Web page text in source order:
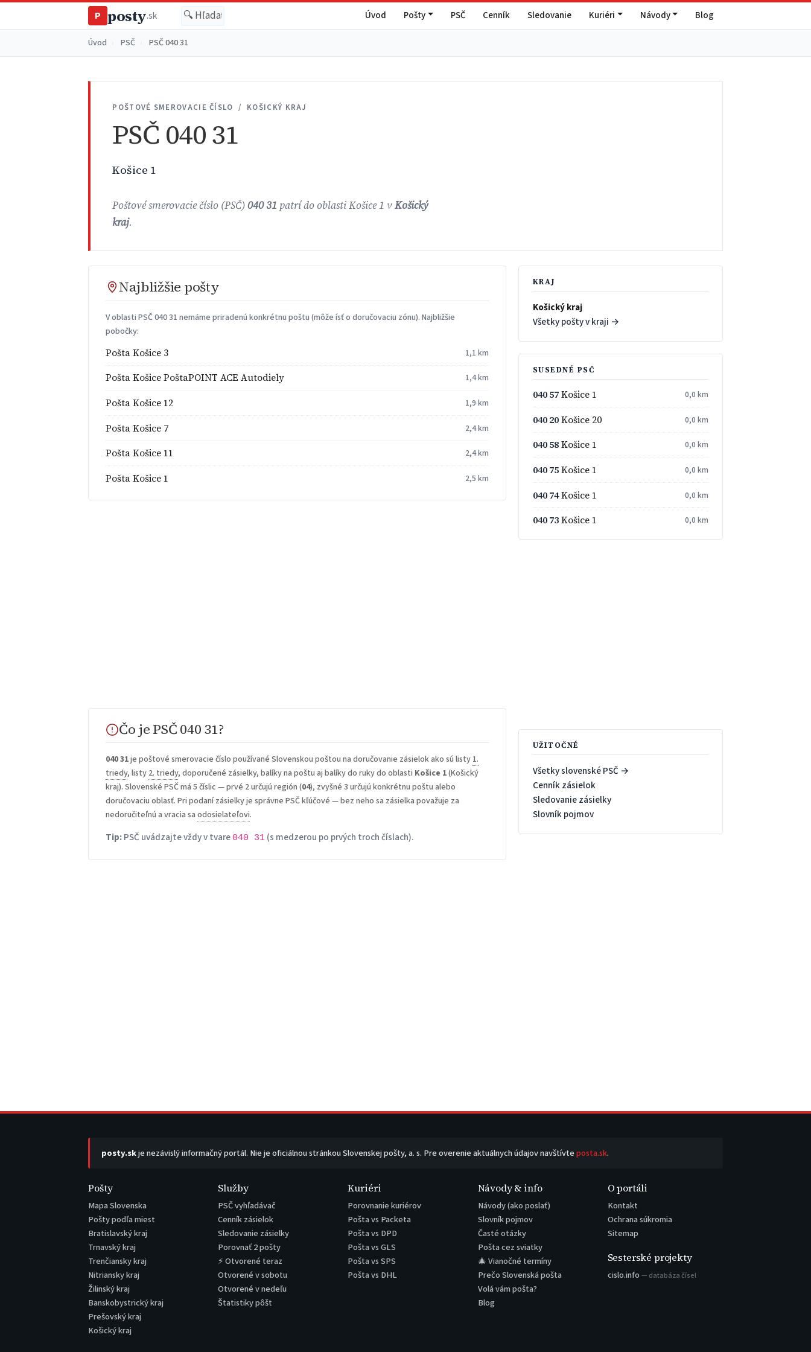
P posty.sk Úvod Pošty PSČ Cenník Sledovanie Kuriéri Návody Blog
Úvod PSČ PSČ 040 31
POŠTOVÉ SMEROVACIE ČÍSLO / KOŠICKÝ KRAJ
PSČ 040 31
Košice 1
Poštové smerovacie číslo (PSČ)040 31 patrí do oblasti Košice 1 vKošický
kraj.
Najbližšie pošty
V oblasti PSČ 040 31 nemáme priradenú konkrétnu poštu (môže ísť o doručovaciu zónu). Najbližšie
pobočky:
Pošta Košice 3 1,1 km
Pošta Košice PoštaPOINT ACE Autodiely 1,4 km
Pošta Košice 12 1,9 km
Pošta Košice 7 2,4 km
Pošta Košice 11 2,4 km
Pošta Košice 1 2,5 km
Čo je PSČ 040 31?
040 31je poštové smerovacie číslo používané Slovenskou poštou na doručovanie zásielok ako sú listy 1.
triedy, listy 2. triedy, doporučené zásielky, balíky na poštu aj balíky do ruky do oblasti Košice 1(Košický
kraj). Slovenské PSČ má 5 číslic — prvé 2 určujú región (04), zvyšné 3 určujú konkrétnu poštu alebo
doručovaciu oblasť. Pri podaní zásielky je správne PSČ kľúčové — bez neho sa zásielka považuje za
nedoručiteľnú a vracia saodosielateľovi.
Tip:PSČ uvádzajte vždy v tvare 040 31 (s medzerou po prvých troch číslach).
KRAJ
Košický kraj
Všetky pošty v kraji →
SUSEDNÉ PSČ
040 57Košice 1 0,0 km
040 20Košice 20 0,0 km
040 58Košice 1 0,0 km
040 75Košice 1 0,0 km
040 74Košice 1 0,0 km
040 73Košice 1 0,0 km
UŽITOČNÉ
Všetky slovenské PSČ →
Cenník zásielok
Sledovanie zásielky
Slovník pojmov
posty.skje nezávislý informačný portál. Nie je oficiálnou stránkou Slovenskej pošty, a. s. Pre overenie aktuálnych údajov navštívteposta.sk.
Pošty
Mapa Slovenska
Pošty podľa miest
Bratislavský kraj
Trnavský kraj
Trenčiansky kraj
Nitriansky kraj
Žilinský kraj
Banskobystrický kraj
Prešovský kraj
Košický kraj
Služby
PSČ vyhľadávač
Cenník zásielok
Sledovanie zásielky
Porovnať 2 pošty
⚡ Otvorené teraz
Otvorené v sobotu
Otvorené v nedeľu
Štatistiky pôšt
Kuriéri
Porovnanie kuriérov
Pošta vs Packeta
Pošta vs DPD
Pošta vs GLS
Pošta vs SPS
Pošta vs DHL
Návody & info
Návody (ako poslať)
Slovník pojmov
Časté otázky
Pošta cez sviatky
🎄 Vianočné termíny
Prečo Slovenská pošta
Volá vám pošta?
Blog
O portáli
Kontakt
Ochrana súkromia
Sitemap
Sesterské projekty
cislo.info — databáza čísel